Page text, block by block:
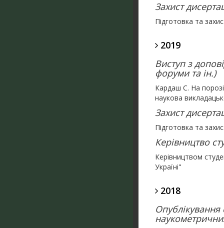
Захист
Підготовка та
2019
Виступ з
форуми та ін.)
Кардаш С. На
наукова
Захист
Підготовка та
Керівництво
Керівництвом
Україні"
2018
Опублікування